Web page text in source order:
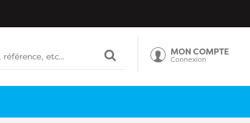
MON COMPTE
Connexion